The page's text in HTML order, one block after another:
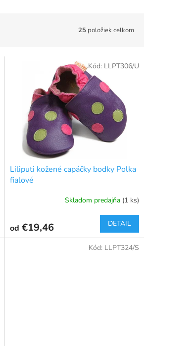
25 položiek celkom
Liliputi kožené capáčky bodky Polka
fialové
Skladom predajňa (1 ks)
od €19,46 DETAIL
Kód: LLPT306/U
Kód: LLPT324/S